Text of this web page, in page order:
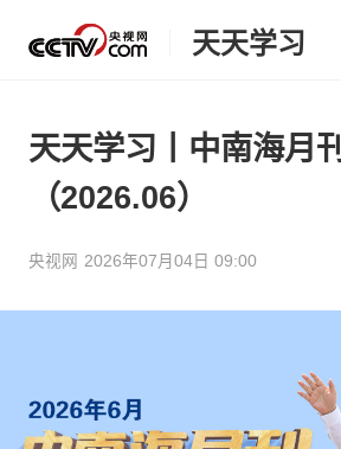
天天学习
天天学习丨中南海月刊
（2026.06）
央视网 2026年07月04日 09:00